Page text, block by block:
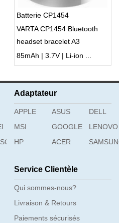
Batterie CP1454
VARTA CP1454 Bluetooth
headset bracelet A3
85mAh | 3.7V | Li-ion ...
Adaptateur
APPLE ASUS
DELL
MSI
GOOGLE
LENOVO
HP
ACER
Service Clientèle
Qui sommes-nous?
Livraison & Retours
Paiements sécurisés